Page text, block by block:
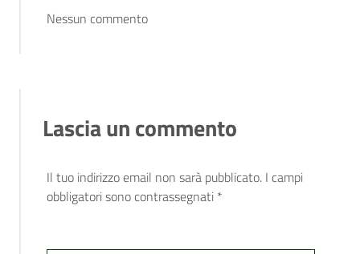
Nessun commento
Lascia un commento
Il tuo indirizzo email non sarà pubblicato. I campi
obbligatori sono contrassegnati *